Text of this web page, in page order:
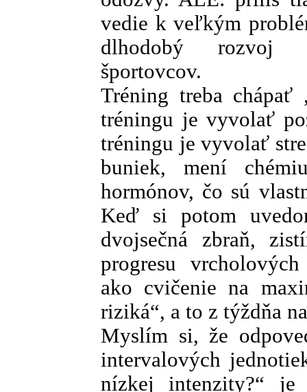
vedie k veľkým
dlhodobý rozvoj
športovcov.
Tréning treba chápať
tréningu je vyvolať
tréningu je vyvolať
buniek, mení
hormónov, čo sú
Keď si potom
dvojsečná zbraň,
progresu
ako cvičenie na
riziká“, a to z týždňa
Myslím si, že
intervalových
nízkej intenzity?“ je